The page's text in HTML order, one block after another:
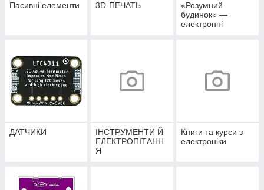
Пасивні елементи 3D-ПЕЧАТЬ
«Розумний
будинок» —
електронні
ДАТЧИКИ
ІНСТРУМЕНТИ Й
ЕЛЕКТРОПІТАНН
Я
Книги та курси з
електроніки